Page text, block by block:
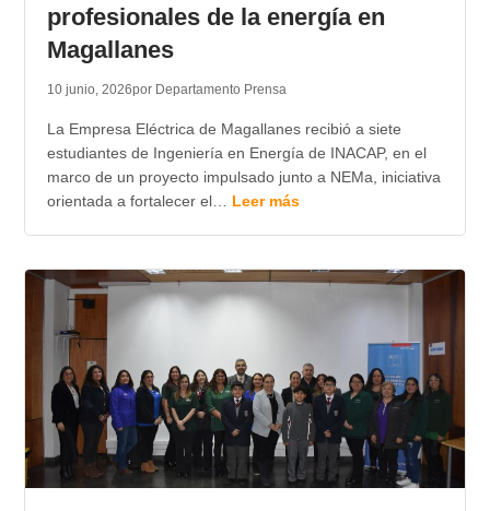
profesionales de la energía en
Magallanes
10 junio, 2026por Departamento Prensa
La Empresa Eléctrica de Magallanes recibió a siete
estudiantes de Ingeniería en Energía de INACAP, en el
marco de un proyecto impulsado junto a NEMa, iniciativa
orientada a fortalecer el… Leer más